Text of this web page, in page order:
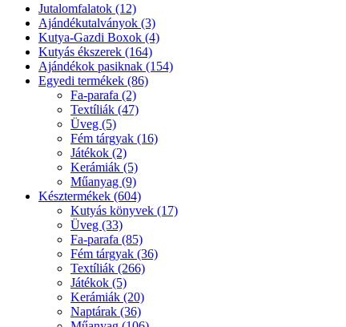
Jutalomfalatok (12)
Ajándékutalványok (3)
Kutya-Gazdi Boxok (4)
Kutyás ékszerek (164)
Ajándékok pasiknak (154)
Egyedi termékek (86)
Fa-parafa (2)
Textíliák (47)
Üveg (5)
Fém tárgyak (16)
Játékok (2)
Kerámiák (5)
Műanyag (9)
Késztermékek (604)
Kutyás könyvek (17)
Üveg (33)
Fa-parafa (85)
Fém tárgyak (36)
Textíliák (266)
Játékok (5)
Kerámiák (20)
Naptárak (36)